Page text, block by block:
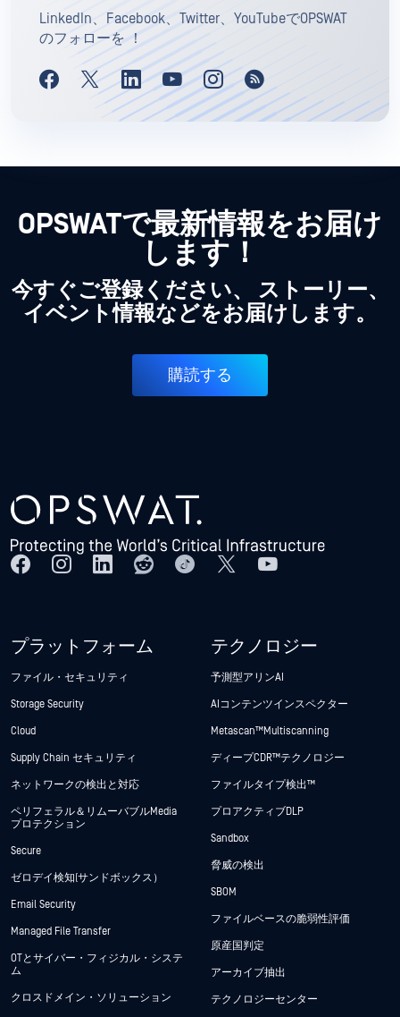
LinkedIn、Facebook、Twitter、YouTubeでOPSWAT
のフォローを ！
OPSWATで最新情報をお届け
します！
今すぐご登録ください、 ストーリー、
イベント情報などをお届けします。
購読する
プラットフォーム
ファイル・セキュリティ
Storage Security
Cloud
Supply Chain セキュリティ
ネットワークの検出と対応
ペリフェラル＆リムーバブルMedia
プロテクション
Secure
ゼロデイ検知(サンドボックス）
Email Security
Managed File Transfer
OTとサイバー・フィジカル・システ
ム
クロスドメイン・ソリューション
テクノロジー
予測型アリンAI
AIコンテンツインスペクター
Metascan™ Multiscanning
ディープCDR™テクノロジー
ファイルタイプ検出™
プロアクティブDLP
Sandbox
脅威の検出
SBOM
ファイルベースの脆弱性評価
原産国判定
アーカイブ抽出
テクノロジーセンター